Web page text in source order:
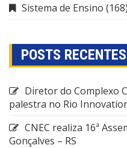
Sistema de Ensino (168)
POSTS RECENTES
Diretor do Complexo
palestra no Rio
CNEC realiza 16ª
Gonçalves – RS